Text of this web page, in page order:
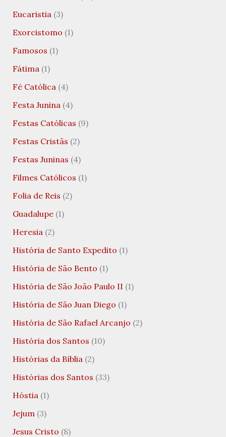
Eucaristia (3)
Exorcistomo (1)
Famosos (1)
Fátima (1)
Fé Católica (4)
Festa Junina (4)
Festas Católicas (9)
Festas Cristãs (2)
Festas Juninas (4)
Filmes Católicos (1)
Folia de Reis (2)
Guadalupe(1)
Heresia (2)
História de Santo Expedito (1)
História de São Bento (1)
História de São João Paulo II (1)
História de São Juan Diego (1)
História de São Rafael Arcanjo (2)
História dos Santos (10)
Histórias da Bíblia (2)
Histórias dos Santos (33)
Hóstia (1)
Jejum (3)
Jesus Cristo (8)